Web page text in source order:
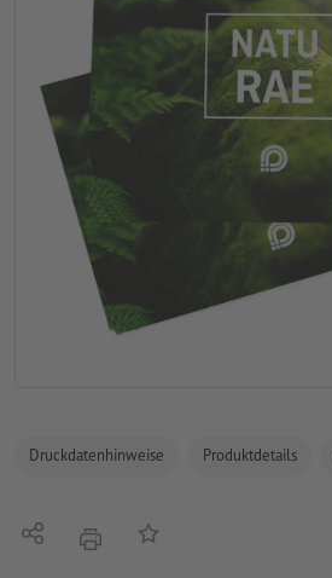
Druckdatenhinweise Produktdetails
Teilen DruckenAuf die Merkliste